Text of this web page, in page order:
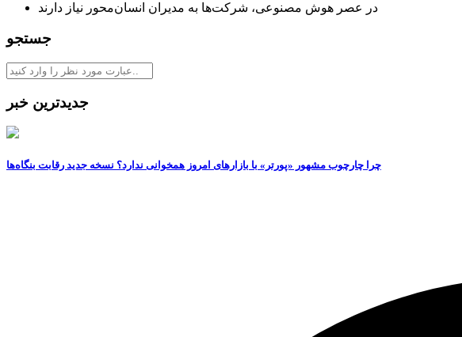
در عصر هوش مصنوعی، شرکت‌ها به مدیران انسان‌‌محور نیاز دارند
جستجو
جدیدترین خبر
چرا چارچوب مشهور «پورتر» با بازارهای امروز همخوانی ندارد؟ نسخه جدید رقابت‌ بنگاه‌ها